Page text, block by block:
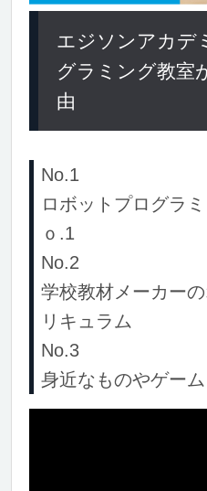
エジソンアカデ
グラミング教室
由
No.1
ロボットプログラ
ｏ.1
No.2
学校教材メーカー
リキュラム
No.3
身近なものやゲー